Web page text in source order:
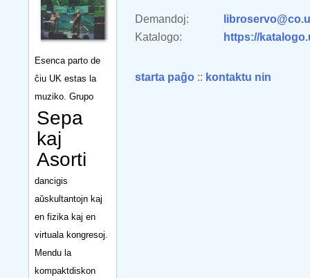
Esenca parto de
ĉiu UK estas la
muziko. Grupo
Sepa
kaj
Asorti
dancigis
aŭskultantojn kaj
en fizika kaj en
virtuala kongresoj.
Mendu la
kompaktdiskon
Demandoj:
Katalogo:
https://
starta paĝo :: kontaktu nin